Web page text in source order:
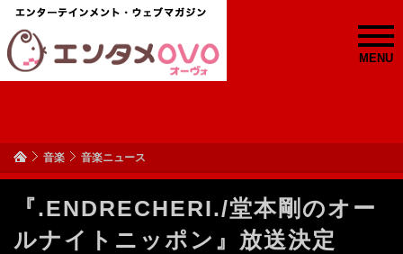
MENU
音楽 音楽ニュース
『.ENDRECHERI./堂本剛のオー
ルナイトニッポン』放送決定